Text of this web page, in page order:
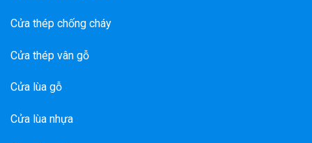
Cửa thép chống cháy
Cửa thép vân gỗ
Cửa lùa gỗ
Cửa lùa nhựa